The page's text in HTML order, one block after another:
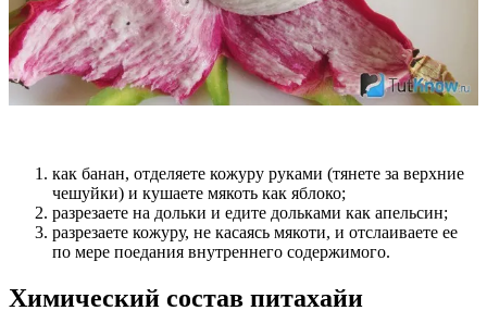
как банан, отделяете кожуру руками (тянете за верхние
чешуйки) и кушаете мякоть как яблоко;
разрезаете на дольки и едите дольками как апельсин;
разрезаете кожуру, не касаясь мякоти, и отслаиваете ее
по мере поедания внутреннего содержимого.
Химический состав питахайи